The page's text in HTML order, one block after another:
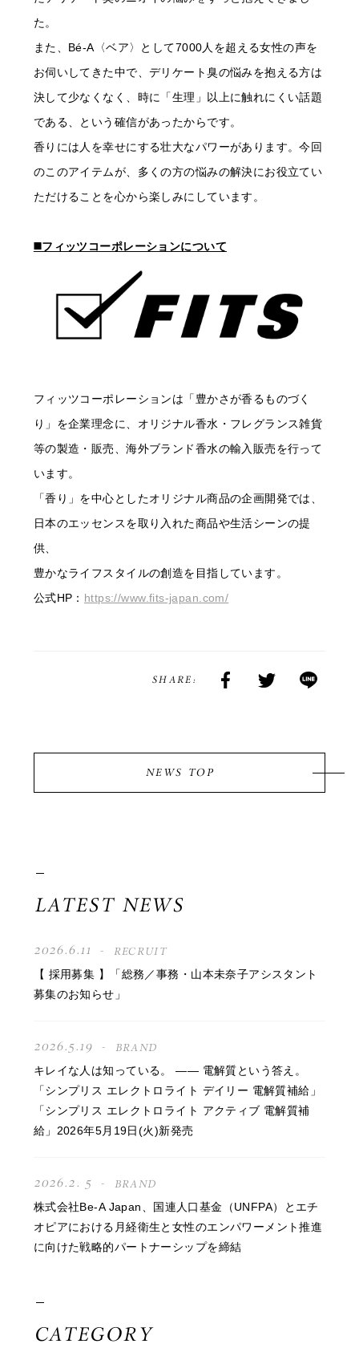
た。
また、Bé-A〈ベア〉として7000人を超える女性の声を
お伺いしてきた中で、デリケート臭の悩みを抱える方は
決して少なくなく、時に「生理」以上に触れにくい話題
である、という確信があったからです。
香りには人を幸せにする壮大なパワーがあります。今回
のこのアイテムが、多くの方の悩みの解決にお役立てい
ただけることを心から楽しみにしています。
◼️フィッツコーポレーションについて
フィッツコーポレーションは「豊かさが香るものづく
り」を企業理念に、オリジナル香水・フレグランス雑貨
等の製造・販売、海外ブランド香水の輸入販売を行って
います。
「香り」を中心としたオリジナル商品の企画開発では、
日本のエッセンスを取り入れた商品や生活シーンの提
供、
豊かなライフスタイルの創造を目指しています。
公式HP： https://www.fits-japan.com/
SHARE:
NEWS TOP
LATEST NEWS
2026.6.11 RECRUIT
【 採用募集 】「総務／事務・山本未奈子アシスタント
募集のお知らせ」
2026.5.19 BRAND
キレイな人は知っている。 —— 電解質という答え。
「シンプリス エレクトロライト デイリー 電解質補給」
「シンプリス エレクトロライト アクティブ 電解質補
給」2026年5月19日(火)新発売
2026.2. 5 BRAND
株式会社Be-A Japan、国連人口基金（UNFPA）とエチ
オピアにおける月経衛生と女性のエンパワーメント推進
に向けた戦略的パートナーシップを締結
CATEGORY